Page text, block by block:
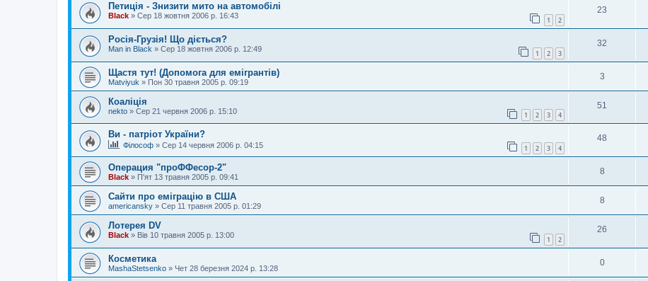
Петиція - Знизити мито на автомобілі
Black » Сер 18 жовтня 2006 р. 16:43 1 2
23
Росія-Грузія! Що діється?
Mаn in Blaсk » Сер 18 жовтня 2006 р. 12:49 1 2 3
32
Щастя тут! (Допомога для емігрантів)
Matviyuk » Пон 30 травня 2005 р. 09:19
3
Коаліція
nekto » Сер 21 червня 2006 р. 15:10 1 2 3 4
51
Ви - патріот України?
Філософ » Сер 14 червня 2006 р. 04:15 1 2 3 4
48
Операция "проФФесор-2"
Black » П'ят 13 травня 2005 р. 09:41
8
Сайти про еміграцію в США
americansky » Сер 11 травня 2005 р. 01:29
8
Лотерея DV
Black » Вів 10 травня 2005 р. 13:00 1 2
26
Косметика
MashaStetsenko » Чет 28 березня 2024 р. 13:28
0